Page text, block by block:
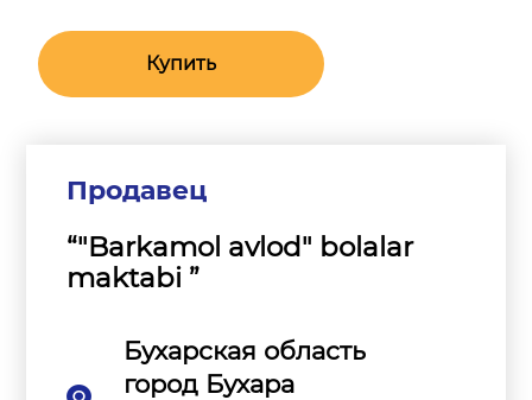
Купить
Продавец
“"Barkamol avlod" bolalar
maktabi ”
Бухарская область
город Бухара